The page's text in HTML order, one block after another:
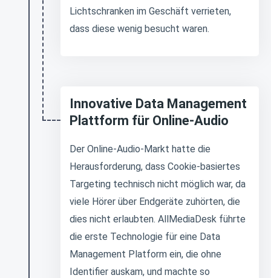
Lichtschranken im Geschäft verrieten,
dass diese wenig besucht waren.
Innovative Data Management
Plattform für Online-Audio
Der Online-Audio-Markt hatte die
Herausforderung, dass Cookie-basiertes
Targeting technisch nicht möglich war, da
viele Hörer über Endgeräte zuhörten, die
dies nicht erlaubten. AllMediaDesk führte
die erste Technologie für eine Data
Management Platform ein, die ohne
Identifier auskam, und machte so